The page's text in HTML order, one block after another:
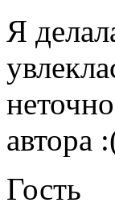
Я
автора
Гость